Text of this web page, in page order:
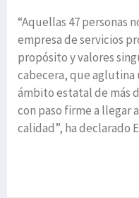
“Aquellas 47 personas
empresa de servicios
propósito y valores
cabecera, que aglutina
ámbito estatal de más
con paso firme a llegar
calidad”, ha declarado